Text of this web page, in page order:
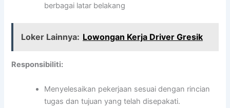
berbagai latar belakang
Loker Lainnya: Lowongan Kerja Driver Gresik
Responsibiliti:
Menyelesaikan pekerjaan sesuai dengan rincian
tugas dan tujuan yang telah disepakati.